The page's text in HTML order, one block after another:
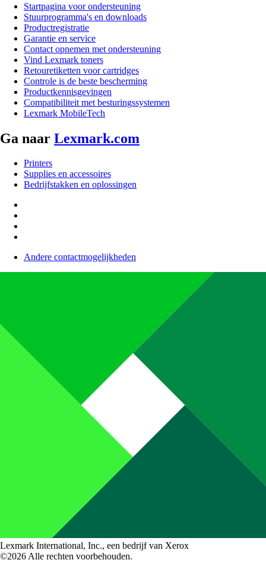
Startpagina voor ondersteuning
Stuurprogramma's en downloads
Productregistratie
Garantie en service
Contact opnemen met ondersteuning
Vind Lexmark toners
Retouretiketten voor cartridges
Controle is de beste bescherming
Productkennisgevingen
Compatibiliteit met besturingssystemen
Lexmark MobileTech
Ga naar Lexmark.com
Printers
Supplies en accessoires
Bedrijfstakken en oplossingen
Andere contactmogelijkheden
Lexmark International, Inc., een bedrijf van Xerox
©2026 Alle rechten voorbehouden.